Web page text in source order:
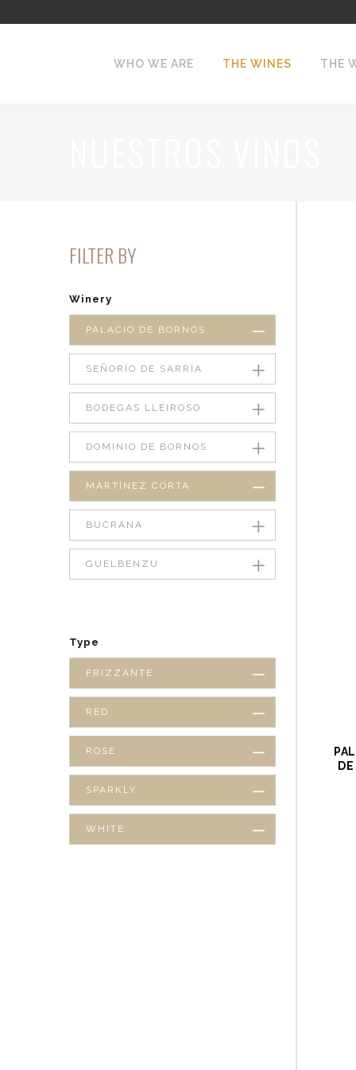
WHO WE ARE THE WINES THE
FILTER BY
Winery
PALACIO DE BORNOS
SEÑORÍO DE SARRÍA
BODEGAS LLEIROSO
DOMINIO DE BORNOS
MARTÍNEZ CORTA
BUCRANA
GUELBENZU
Type
FRIZZANTE
RED
ROSE
SPARKLY
WHITE